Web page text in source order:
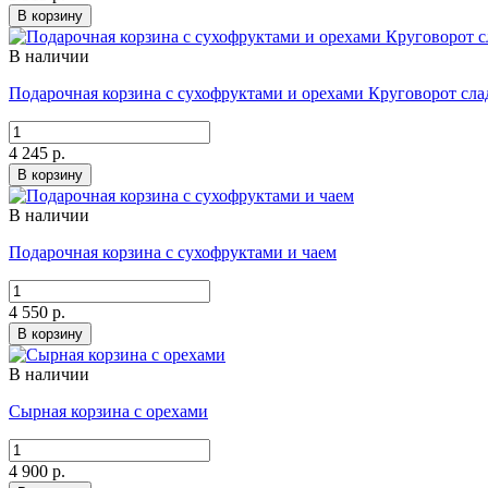
В корзину
В наличии
Подарочная корзина с сухофруктами и орехами Круговорот
4 245 р.
В корзину
В наличии
Подарочная корзина с сухофруктами и чаем
4 550 р.
В корзину
В наличии
Сырная корзина с орехами
4 900 р.